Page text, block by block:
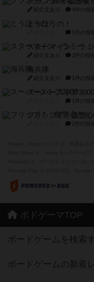
紹介文あり 4件の投
とうほうの！
1件の投
スターマイン・ラ
紹介文あり 2件の投
海兵隊
紹介文あり 1件の投
スーパーストア3000
1件の投
フリップ７：復讐
2件の投
ボドゲーマTOP
ボードゲームを検索
ボードゲームの新着